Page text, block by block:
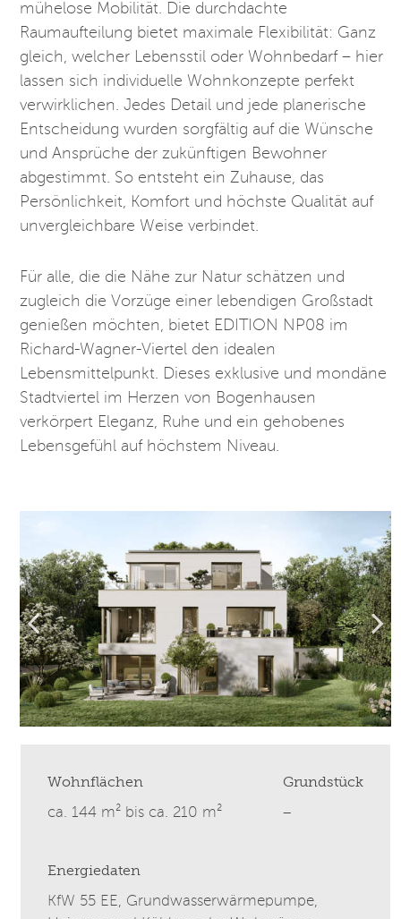
mühelose Mobilität. Die durchdachte
Raumaufteilung bietet maximale Flexibilität: Ganz
gleich, welcher Lebensstil oder Wohnbedarf – hier
lassen sich individuelle Wohnkonzepte perfekt
verwirklichen. Jedes Detail und jede planerische
Entscheidung wurden sorgfältig auf die Wünsche
und Ansprüche der zukünftigen Bewohner
abgestimmt. So entsteht ein Zuhause, das
Persönlichkeit, Komfort und höchste Qualität auf
unvergleichbare Weise verbindet.
Für alle, die die Nähe zur Natur schätzen und
zugleich die Vorzüge einer lebendigen Großstadt
genießen möchten, bietet EDITION NP08 im
Richard-Wagner-Viertel den idealen
Lebensmittelpunkt. Dieses exklusive und mondäne
Stadtviertel im Herzen von Bogenhausen
verkörpert Eleganz, Ruhe und ein gehobenes
Lebensgefühl auf höchstem Niveau.
Wohnflächen
ca. 144 m² bis ca. 210 m²
Grundstück
–
Energiedaten
KfW 55 EE, Grundwasserwärmepumpe,